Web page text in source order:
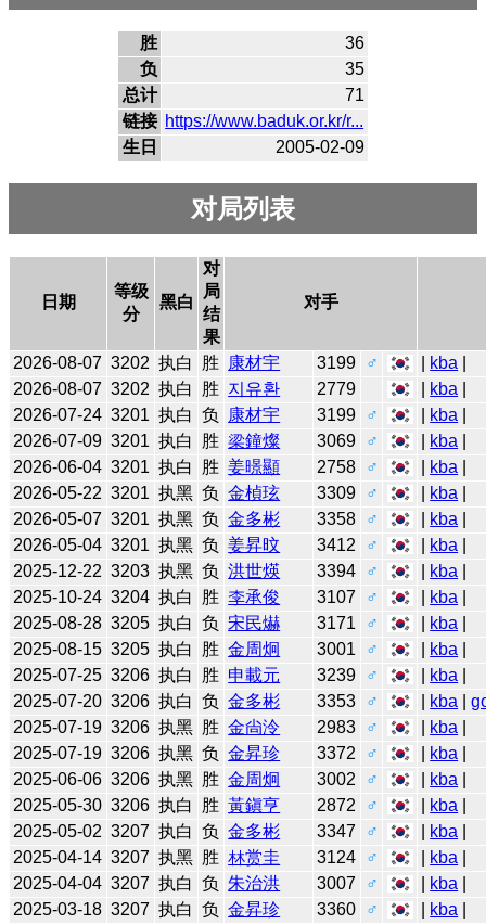
胜
36
负
35
总计
71
链接 https://www.baduk.or.kr/r...
生日
2005-02-09
对局列表
日期
等级
分
黑白
对
局
结
果
对手
2026-08-07 3202 执白 胜 康材宇 3199 ♂ kba
2026-08-07 3202 执白 胜 지유환 2779 kba
2026-07-24 3201 执白 负 康材宇 3199 ♂ kba
2026-07-09 3201 执白 胜 梁鐘燦 3069 ♂ kba
2026-06-04 3201 执白 胜 姜暻顯 2758 ♂ kba
2026-05-22 3201 执黑 负 金楨玹 3309 ♂ kba
2026-05-07 3201 执黑 负 金多彬 3358 ♂ kba
2026-05-04 3201 执黑 负 姜昇旼 3412 ♂ kba
2025-12-22 3203 执黑 负 洪世煐 3394 ♂ kba
2025-10-24 3204 执白 胜 李承俊 3107 ♂ kba
2025-08-28 3205 执白 负 宋民爀 3171 ♂ kba
2025-08-15 3205 执白 胜 金周炯 3001 ♂ kba
2025-07-25 3206 执白 胜 申載元 3239 ♂ kba
2025-07-20 3206 执白 负 金多彬 3353 ♂ kba |
2025-07-19 3206 执黑 胜 金尙泠 2983 ♂ kba
2025-07-19 3206 执黑 负 金昇珍 3372 ♂ kba
2025-06-06 3206 执黑 胜 金周炯 3002 ♂ kba
2025-05-30 3206 执白 胜 黃鎭亨 2872 ♂ kba
2025-05-02 3207 执白 负 金多彬 3347 ♂ kba
2025-04-14 3207 执黑 胜 林赏圭 3124 ♂ kba
2025-04-04 3207 执白 负 朱治洪 3007 ♂ kba
2025-03-18 3207 执白 负 金昇珍 3360 ♂ kba